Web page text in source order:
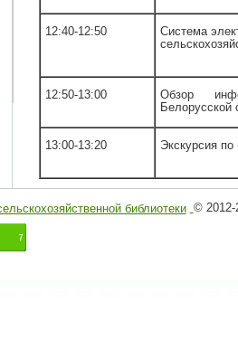
12:40-12:50
Система
12:50-13:00
Обзор
Белорусской
13:00-13:20 Экскурсия по
© 2012-